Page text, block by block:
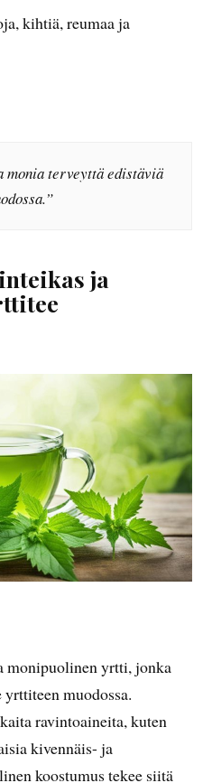
kihtiä, reumaa ja
monia terveyttä edistäviä
ja
monipuolinen yrtti, jonka
muodossa.
ravintoaineita, kuten
kivennäis- ja
koostumus tekee siitä